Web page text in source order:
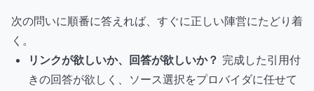
次の問いに順番に答えれば、すぐに正しい陣営にたどり着
く。
リンクが欲しいか、回答が欲しいか？ 完成した引用付
きの回答が欲しく、ソース選択をプロバイダに任せて